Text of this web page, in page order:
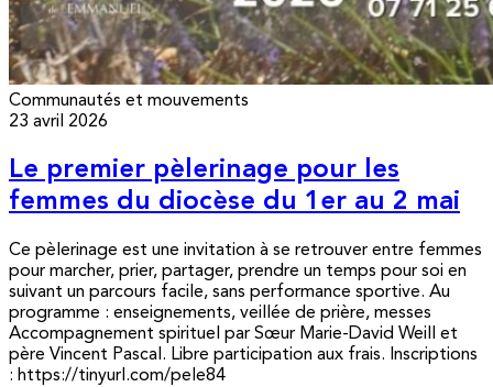
Communautés et mouvements
23 avril 2026
Le premier pèlerinage pour les
femmes du diocèse du 1er au 2 mai
Ce pèlerinage est une invitation à se retrouver entre femmes
pour marcher, prier, partager, prendre un temps pour soi en
suivant un parcours facile, sans performance sportive. Au
programme : enseignements, veillée de prière, messes
Accompagnement spirituel par Sœur Marie-David Weill et
père Vincent Pascal. Libre participation aux frais. Inscriptions
: https://tinyurl.com/pele84